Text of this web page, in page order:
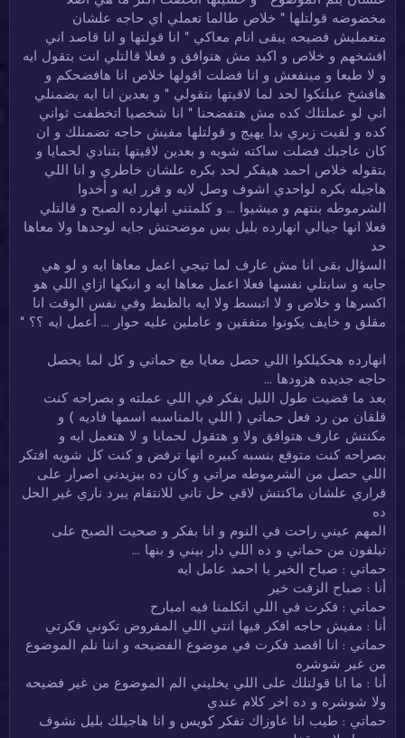
مخضوضه قولتلها " خلاص طالما تعملي اي حاجه علشان
متعمليش فضيحه يبقى انام معاكي " انا قولتها و انا قاصد اني
افشخهم و خلاص و اكيد مش هتوافق و فعلا قالتلي انت بتقول ايه
و لا طبعا و مينفعش و انا فضلت اقولها خلاص انا هافضحكم و
هافشخ عيلتكوا لحد لما لاقيتها بتقولي " و بعدين انا ايه يضمنلي
اني لو عملتلك كده مش هتفضحنا " انا شخصيا اتخطفت ثواني
كده و لقيت زبري بدأ يهيج و قولتلها مفيش حاجه تضمنلك و ان
كان عاجبك فضلت ساكته شويه و بعدين لاقيتها بتنادي لحمايا و
بتقوله خلاص احمد هيفكر لحد بكره علشان خاطري و انا اللي
هاجيله بكره لواحدي اشوف وصل لايه و قرر ايه و أخدوا
الشرموطه بنتهم و ميشيوا ... و كلمتني انهارده الصبح و قالتلي
فعلا انها جيالي انهارده بليل بس موضحتش جايه لوحدها ولا معاها
حد
السؤال بقى انا مش عارف لما تيجي اعمل معاها ايه و لو هي
جايه و سابتلي نفسها فعلا اعمل معاها ايه و انيكها ازاي اللي هو
اكسرها و خلاص و لا اتبسط ولا ايه بالظبط وفي نفس الوقت انا
مقلق و خايف يكونوا متفقين و عاملين عليه حوار ... أعمل ايه ؟؟ "
انهارده هحكيلكوا اللي حصل معايا مع حماتي و كل لما يحصل
حاجه جديده هزودها ...
بعد ما قضيت طول الليل بفكر في اللي عملته و بصراحه كنت
قلقان من رد فعل حماتي ( اللي بالمناسبه اسمها فاديه ) و
مكنتش عارف هتوافق ولا و هتقول لحمايا و لا هتعمل ايه و
بصراحه كنت متوقع بنسبه كبيره انها ترفض و كنت كل شويه افتكر
اللي حصل من الشرموطه مراتي و كان ده بيزيدني اصرار على
قراري علشان ماكنتش لاقي حل تاني للانتقام يبرد ناري غير الحل
ده
المهم عيني راحت في النوم و انا بفكر و صحيت الصبح على
تيلفون من حماتي و ده اللي دار بيني و بنها ...
حماتي : صباح الخير يا احمد عامل ايه
أنا : صباح الزفت خير
حماتي : فكرت في اللي اتكلمنا فيه امبارح
أنا : مفيش حاجه افكر فيها انتي اللي المفروض تكوني فكرتي
حماتي : انا اقصد فكرت في موضوع الفضيحه و اننا نلم الموضوع
من غير شوشره
أنا : ما انا قولتلك على اللي يخليني الم الموضوع من غير فضيحه
ولا شوشره و ده اخر كلام عندي
حماتي : طيب انا عاوزاك تفكر كويس و انا هاجيلك بليل نشوف